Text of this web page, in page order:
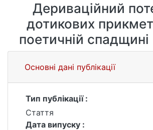
Дериваційний
дотикових
поетичній
Основні дані публікації
Тип публікації :
Стаття
Дата випуску :